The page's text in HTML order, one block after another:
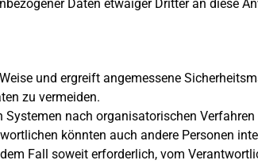
Daten etwaiger Dritter an diese
und ergreift angemessene
zu vermeiden.
nach organisatorischen
könnten auch andere Personen
Fall soweit erforderlich, vom